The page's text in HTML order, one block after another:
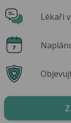
Lékaři